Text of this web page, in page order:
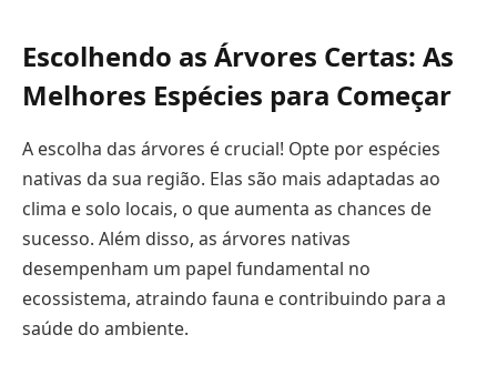
Escolhendo as Árvores Certas: As
Melhores Espécies para Começar
A escolha das árvores é crucial! Opte por espécies
nativas da sua região. Elas são mais adaptadas ao
clima e solo locais, o que aumenta as chances de
sucesso. Além disso, as árvores nativas
desempenham um papel fundamental no
ecossistema, atraindo fauna e contribuindo para a
saúde do ambiente.